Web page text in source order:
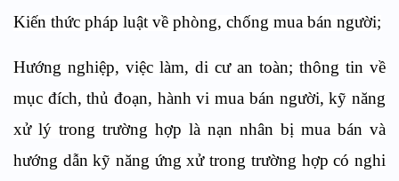
Kiến thức pháp luật về phòng, chống mua bán người;
Hướng nghiệp, việc làm, di cư an toàn; thông tin về
mục đích, thủ đoạn, hành vi mua bán người, kỹ năng
xử lý trong trường hợp là nạn nhân bị mua bán và
hướng dẫn kỹ năng ứng xử trong trường hợp có nghi